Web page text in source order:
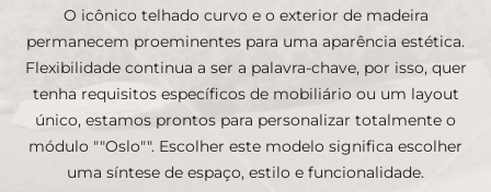
O icônico telhado curvo e o exterior de madeira
permanecem proeminentes para uma aparência estética.
Flexibilidade continua a ser a palavra-chave, por isso, quer
tenha requisitos específicos de mobiliário ou um layout
único, estamos prontos para personalizar totalmente o
módulo ""Oslo"". Escolher este modelo significa escolher
uma síntese de espaço, estilo e funcionalidade.